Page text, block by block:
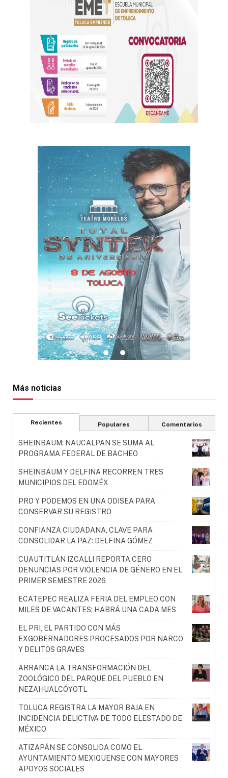
Más noticias
Recientes Populares Comentarios
SHEINBAUM: NAUCALPAN SE SUMA AL
PROGRAMA FEDERAL DE BACHEO
SHEINBAUM Y DELFINA RECORREN TRES
MUNICIPIOS DEL EDOMÉX
PRD Y PODEMOS EN UNA ODISEA PARA
CONSERVAR SU REGISTRO
CONFIANZA CIUDADANA, CLAVE PARA
CONSOLIDAR LA PAZ: DELFINA GÓMEZ
CUAUTITLÁN IZCALLI REPORTA CERO
DENUNCIAS POR VIOLENCIA DE GÉNERO EN EL
PRIMER SEMESTRE 2026
ECATEPEC REALIZA FERIA DEL EMPLEO CON
MILES DE VACANTES; HABRÁ UNA CADA MES
EL PRI, EL PARTIDO CON MÁS
EXGOBERNADORES PROCESADOS POR NARCO
Y DELITOS GRAVES
ARRANCA LA TRANSFORMACIÓN DEL
ZOOLÓGICO DEL PARQUE DEL PUEBLO EN
NEZAHUALCÓYOTL
TOLUCA REGISTRA LA MAYOR BAJA EN
INCIDENCIA DELICTIVA DE TODO ELESTADO DE
MÉXICO
ATIZAPÁN SE CONSOLIDA COMO EL
AYUNTAMIENTO MEXIQUENSE CON MAYORES
APOYOS SOCIALES